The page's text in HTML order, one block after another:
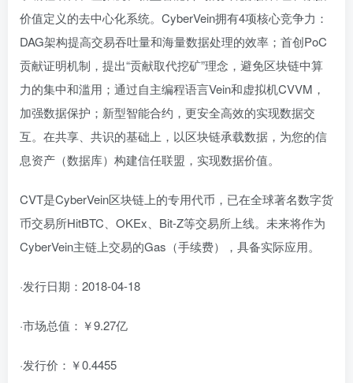
价值定义的去中心化系统。CyberVein拥有4项核心竞争力：
DAG架构提高交易吞吐量和海量数据处理的效率；首创PoC
贡献证明机制，提出“贡献取代挖矿”理念，避免区块链中算
力的集中和滥用；通过自主编程语言Vein和虚拟机CVVM，
加强数据保护；新型智能合约，更安全高效的实现数据交
互。在共享、共识的基础上，以区块链承载数据，为您的信
息资产（数据库）构建信任联盟，实现数据价值。
CVT是CyberVein区块链上的专用代币，已在全球著名数字货
币交易所HitBTC、OKEx、Bit-Z等交易所上线。未来将作为
CyberVein主链上交易的Gas（手续费），具备实际应用。
·发行日期：2018-04-18
·市场总值：￥9.27亿
·发行价：￥0.4455